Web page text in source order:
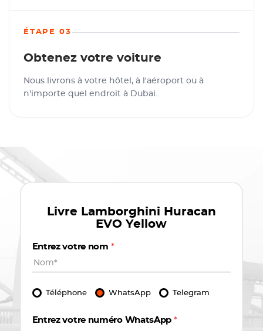
ÉTAPE 03
Obtenez votre voiture
Nous livrons à votre hôtel, à l'aéroport ou à
n'importe quel endroit à Dubai.
Livre Lamborghini Huracan
EVO Yellow
Entrez votre nom *
Téléphone WhatsApp Telegram
Entrez votre numéro WhatsApp *